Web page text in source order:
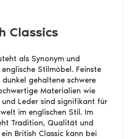
Classics
als Synonym und
Stilmöbel. Feinste
gehaltene schwere
Materialien wie
und Leder sind signifikant für
im englischen Stil. Im
Tradition, Qualität und
British Classic kann bei